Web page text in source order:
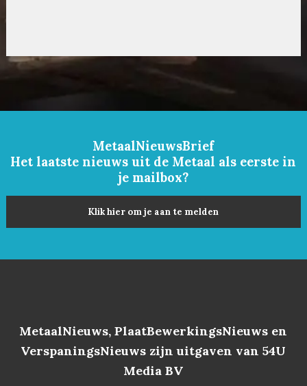
MetaalNieuwsBrief
Het laatste nieuws uit de Metaal als eerste in
je mailbox?
Klik hier om je aan te melden
MetaalNieuws, PlaatBewerkingsNieuws en
VerspaningsNieuws zijn uitgaven van 54U
Media BV